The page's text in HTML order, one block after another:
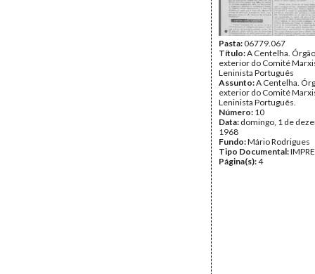
Pasta:06779.067
Título:A Centelha.
exterior do Comité
Leninista Português
Assunto:A Centelha.
exterior do Comité
Leninista Português.
Número: 10
Data: domingo, 1 de
1968
Fundo:Mário Rodrigues
Tipo Documental:
Página(s):4